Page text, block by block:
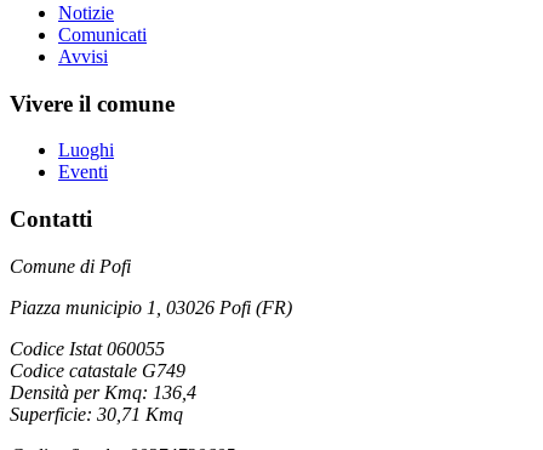
Notizie
Comunicati
Avvisi
Vivere il comune
Luoghi
Eventi
Contatti
Comune di Pofi
Piazza municipio 1, 03026 Pofi (FR)
Codice Istat 060055
Codice catastale G749
Densità per Kmq: 136,4
Superficie: 30,71 Kmq